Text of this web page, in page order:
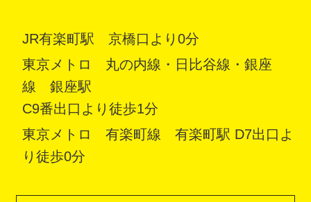
JR有楽町駅 京橋口より0分
東京メトロ 丸の内線・日比谷線・銀座
線 銀座駅
C9番出口より徒歩1分
東京メトロ 有楽町線 有楽町駅 D7出口よ
り徒歩0分